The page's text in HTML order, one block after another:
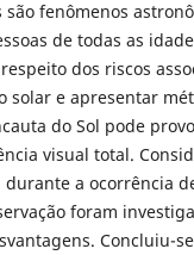
são fenômenos
de todas as
dos riscos
solar e apresentar
do Sol pode
visual total.
a ocorrência
foram
Concluiu-